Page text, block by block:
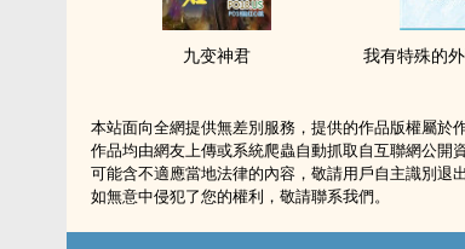
九变神君 我有特殊的
本站面向全網提供無差別服務，提供的作品版權屬於作
作品均由網友上傳或系統爬蟲自動抓取自互聯網公開資
可能含不適應當地法律的內容，敬請用戶自主識別退出
如無意中侵犯了您的權利，敬請聯系我們。